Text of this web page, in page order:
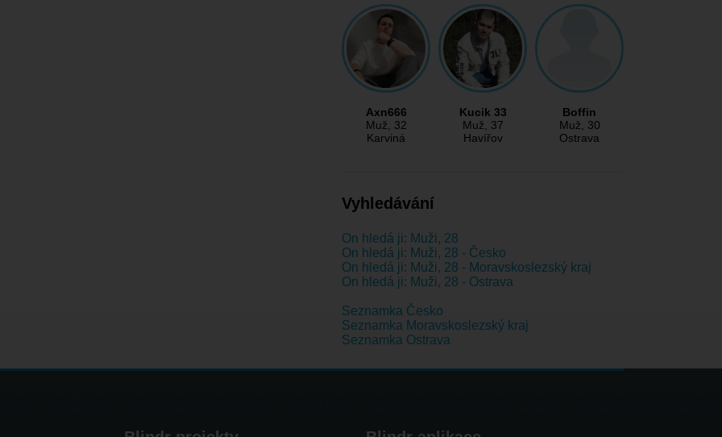
Axn666
Muž, 32
Karviná
Kucik 33
Muž, 37
Havířov
Boffin
Muž, 30
Ostrava
Vyhledávání
On hledá ji: Muži, 28
On hledá ji: Muži, 28 - Česko
On hledá ji: Muži, 28 - Moravskoslezský kraj
On hledá ji: Muži, 28 - Ostrava
Seznamka Česko
Seznamka Moravskoslezský kraj
Seznamka Ostrava